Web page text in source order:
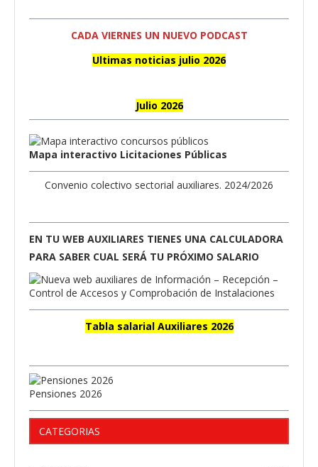
CADA VIERNES UN NUEVO PODCAST
Ultimas noticias julio 2026
Julio 2026
Mapa interactivo Licitaciones Públicas
Convenio colectivo sectorial auxiliares. 2024/2026
EN TU WEB AUXILIARES TIENES UNA CALCULADORA
PARA SABER CUAL SERÁ TU PRÓXIMO SALARIO
Tabla salarial Auxiliares 2026
Pensiones 2026
CATEGORIAS